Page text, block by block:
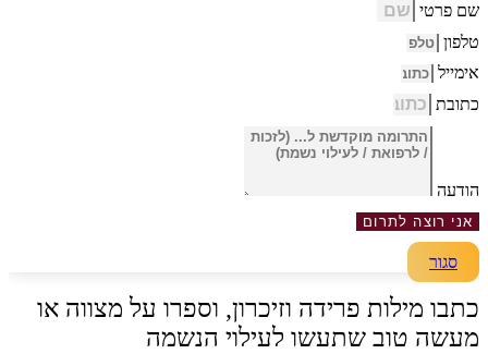
שם פרטי
טלפון
אימייל
כתובת
הודעה
אני רוצה לתרום
סגור
כתבו מילות פרידה וזיכרון, וספרו על מצווה או
מעשה טוב שתעשו לעילוי הנשמה